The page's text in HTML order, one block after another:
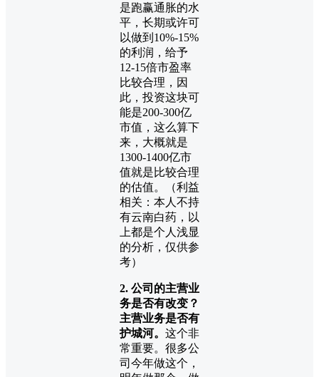
是跑赢通胀的水
平，长期或许可
以做到10%-15%
的利润，给予
12-15倍市盈率
比较合理，因
此，投资这块可
能是200-300亿
市值，这么算下
来，大概就是
1300-1400亿市
值就是比较合理
的估值。（利益
相关：本人不持
有云南白药，以
上都是个人浅显
的分析，仅供参
考）
2. 公司的主营业
务是否有改变？
主营业务是否有
护城河。 这个非
常重要。很多公
司今年做这个，